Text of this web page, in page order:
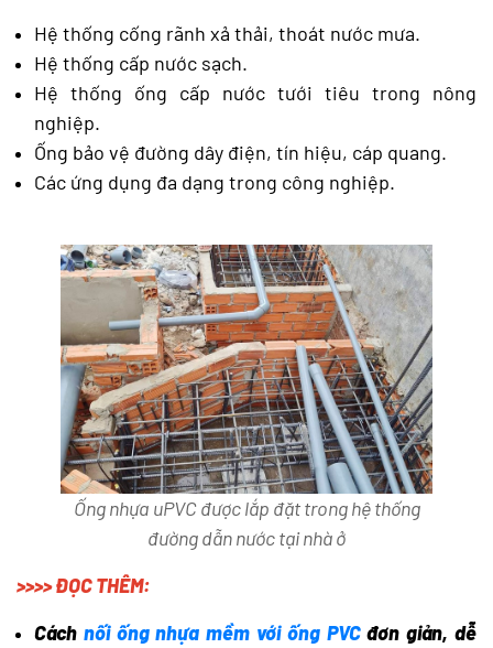
Hệ thống cống rãnh xả thải, thoát nước mưa.
Hệ thống cấp nước sạch.
Hệ thống ống cấp nước tưới tiêu trong nông
nghiệp.
Ống bảo vệ đường dây điện, tín hiệu, cáp quang.
Các ứng dụng đa dạng trong công nghiệp.
Ống nhựa uPVC được lắp đặt trong hệ thống
đường dẫn nước tại nhà ở
>>>> ĐỌC THÊM:
Cách nối ống nhựa mềm với ống PVCđơn giản, dễ